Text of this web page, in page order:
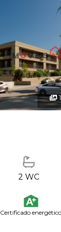
2 WC
Certificado energético